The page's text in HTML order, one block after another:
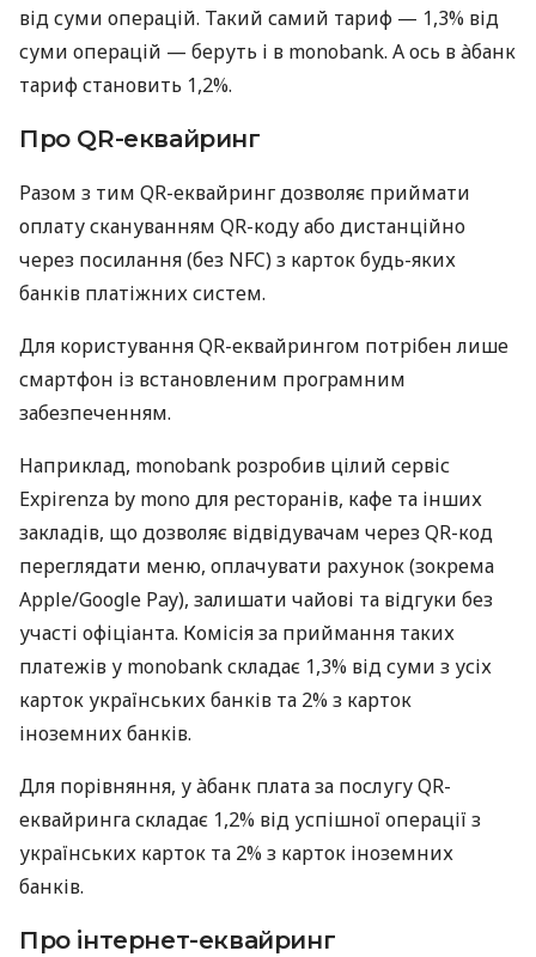
від суми операцій. Такий самий тариф — 1,3% від
суми операцій — беруть і в monobank. А ось в àбанк
тариф становить 1,2%.
Про QR-еквайринг
Разом з тим QR-еквайринг дозволяє приймати
оплату скануванням QR-коду або дистанційно
через посилання (без NFC) з карток будь-яких
банків платіжних систем.
Для користування QR-еквайрингом потрібен лише
смартфон із встановленим програмним
забезпеченням.
Наприклад, monobank розробив цілий сервіс
Expirenza by mono для ресторанів, кафе та інших
закладів, що дозволяє відвідувачам через QR-код
переглядати меню, оплачувати рахунок (зокрема
Apple/Google Pay), залишати чайові та відгуки без
участі офіціанта. Комісія за приймання таких
платежів у monobank складає 1,3% від суми з усіх
карток українських банків та 2% з карток
іноземних банків.
Для порівняння, у àбанк плата за послугу QR-
еквайринга складає 1,2% від успішної операції з
українських карток та 2% з карток іноземних
банків.
Про інтернет-еквайринг